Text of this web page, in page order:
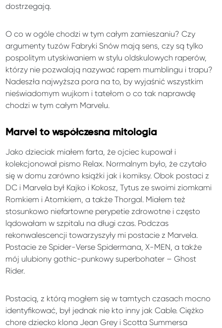
dostrzegają.
O co w ogóle chodzi w tym całym zamieszaniu? Czy
argumenty tuzów Fabryki Snów mają sens, czy są tylko
pospolitym utyskiwaniem w stylu oldskulowych raperów,
którzy nie pozwalają nazywać rapem mumblingu i trapu?
Nadeszła najwyższa pora na to, by wyjaśnić wszystkim
nieświadomym wujkom i tatełom o co tak naprawdę
chodzi w tym całym Marvelu.
Marvel to współczesna mitologia
Jako dzieciak miałem farta, że ojciec kupował i
kolekcjonował pismo Relax. Normalnym było, że czytało
się w domu zarówno książki jak i komiksy. Obok postaci z
DC i Marvela był Kajko i Kokosz, Tytus ze swoimi ziomkami
Romkiem i Atomkiem, a także Thorgal. Miałem też
stosunkowo niefartowne perypetie zdrowotne i często
lądowałam w szpitalu na długi czas. Podczas
rekonwalescencji towarzyszyły mi postacie z Marvela.
Postacie ze Spider-Verse Spidermana, X-MEN, a także
mój ulubiony gothic-punkowy superbohater – Ghost
Rider.
Postacią, z którą mogłem się w tamtych czasach mocno
identyfikować, był jednak nie kto inny jak Cable. Ciężko
chore dziecko klona Jean Grey i Scotta Summersa